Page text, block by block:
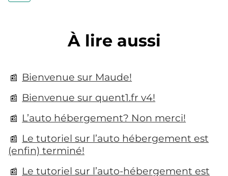
À lire aussi
Bienvenue sur Maude!
Bienvenue sur quent1.fr v4!
L’auto hébergement? Non merci!
Le tutoriel sur l’auto hébergement est
(enfin) terminé!
Le tutoriel sur l’auto-hébergement est